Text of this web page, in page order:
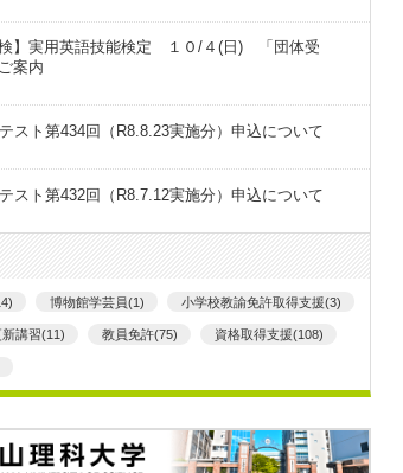
】実用英語技能検定 １０/４(日) 「団体受
案内
スト第434回（R8.8.23実施分）申込について
スト第432回（R8.7.12実施分）申込について
博物館学芸員(1) 小学校教諭免許取得支援(3)
講習(11) 教員免許(75) 資格取得支援(108)